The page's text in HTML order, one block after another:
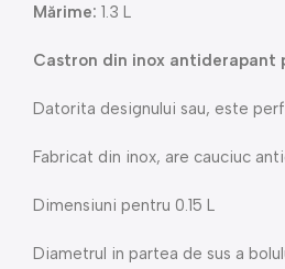
Mărime: 1.3 L
Castron din inox antiderapant
Datorita designului sau, este
Fabricat din inox, are cauciuc
Dimensiuni pentru 0.15 L
Diametrul in partea de sus a